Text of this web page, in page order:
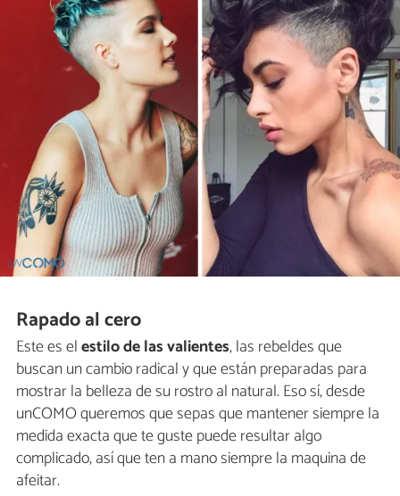
Rapado al cero
Este es elestilo de las valientes, las rebeldes que
buscan un cambio radical y que están preparadas para
mostrar la belleza de su rostro al natural. Eso sí, desde
unCOMO queremos que sepas que mantener siempre la
medida exacta que te guste puede resultar algo
complicado, así que ten a mano siempre la maquina de
afeitar.